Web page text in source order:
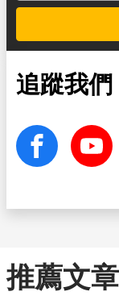
追蹤我們
facebook Youtube
推薦文章